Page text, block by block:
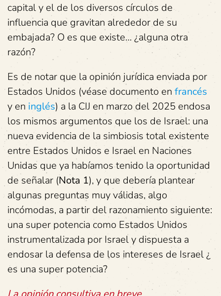
capital y el de los diversos círculos de
influencia que gravitan alrededor de su
embajada? O es que existe… ¿alguna otra
razón?
Es de notar que la opinión jurídica enviada por
Estados Unidos (véase documento en francés
y eninglés) a la CIJ en marzo del 2025 endosa
los mismos argumentos que los de Israel: una
nueva evidencia de la simbiosis total existente
entre Estados Unidos e Israel en Naciones
Unidas que ya habíamos tenido la oportunidad
de señalar (Nota 1), y que debería plantear
algunas preguntas muy válidas, algo
incómodas, a partir del razonamiento siguiente:
una super potencia como Estados Unidos
instrumentalizada por Israel y dispuesta a
endosar la defensa de los intereses de Israel ¿
es una super potencia?